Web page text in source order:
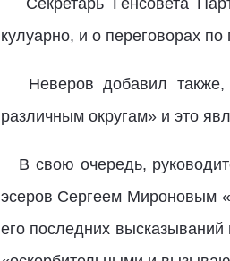
Секретарь Генсовета
кулуарно, и о переговорах
Неверов добавил также,
различным округам» и это
В свою очередь,
эсеров Сергеем Мироновым
его последних